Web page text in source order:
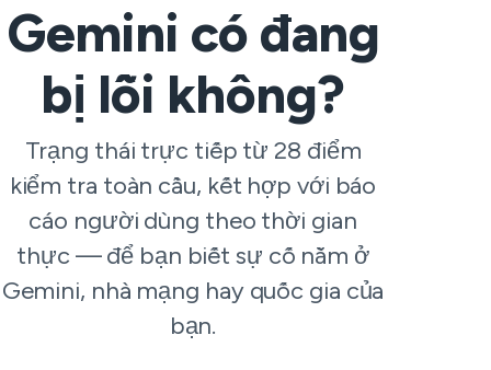
Gemini có đang
bị lỗi không?
Trạng thái trực tiếp từ 28 điểm
kiểm tra toàn cầu, kết hợp với báo
cáo người dùng theo thời gian
thực — để bạn biết sự cố nằm ở
Gemini, nhà mạng hay quốc gia của
bạn.